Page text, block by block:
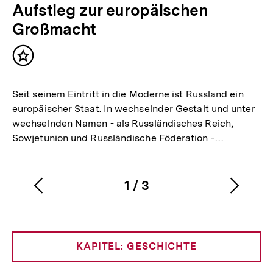
Aufstieg zur europäischen
Großmacht
Inhalt
Seit seinem Eintritt in die Moderne ist Russland ein
europäischer Staat. In wechselnder Gestalt und unter
wechselnden Namen - als Russländisches Reich,
Sowjetunion und Russländische Föderation -…
Karussellinhalt
1
von
/ 3
Vorherigen
anzeigen
KAPITEL: GESCHICHTE